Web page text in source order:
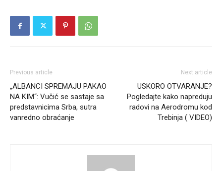
Previous article
„ALBANCI SPREMAJU PAKAO
NA KIM“: Vučić se sastaje sa
predstavnicima Srba, sutra
vanredno obraćanje
Next article
USKORO OTVARANJE?
Pogledajte kako napreduju
radovi na Aerodromu kod
Trebinja ( VIDEO)